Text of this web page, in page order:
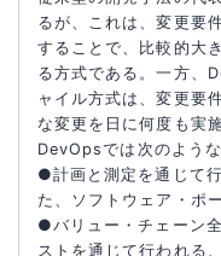
るが、これは、変更要
することで、比較的大
る方式である。一方、
ャイル方式は、変更要
な変更を日に何度も実
DevOpsでは次のよう
●計画と測定を通じて
た、ソフトウェア・ポ
●バリュー・チェーン
ストを通じて行われる